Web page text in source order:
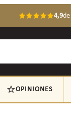
4,9de
OPINIONES